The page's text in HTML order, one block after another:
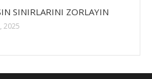
SINIRLARINI ZORLAYIN
2025